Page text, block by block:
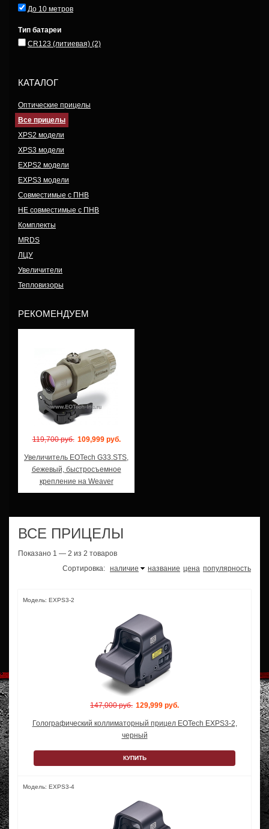
До 10 метров
Тип батареи
CR123 (литиевая) (2)
КАТАЛОГ
Оптические прицелы
Все прицелы
XPS2 модели
XPS3 модели
EXPS2 модели
EXPS3 модели
Совместимые с ПНВ
НЕ совместимые с ПНВ
Комплекты
MRDS
ЛЦУ
Увеличители
Тепловизоры
РЕКОМЕНДУЕМ
119,700 руб. 109,999 руб.
Увеличитель EOTech G33.STS,
бежевый, быстросъемное
крепление на Weaver
ВСЕ ПРИЦЕЛЫ
Показано 1 — 2 из 2 товаров
Сортировка: наличие название цена популярность
Модель: EXPS3-2
147,000 руб. 129,999 руб.
Голографический коллиматорный прицел EOTech EXPS3-2,
черный
КУПИТЬ
Модель: EXPS3-4